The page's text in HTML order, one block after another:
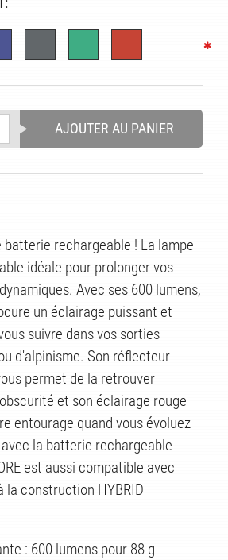
AJOUTER AU PANIER
rechargeable ! La lampe
idéale pour prolonger vos
Avec ses 600 lumens,
un éclairage puissant et
suivre dans vos sorties
d'alpinisme. Son réflecteur
permet de la retrouver
et son éclairage rouge
entourage quand vous évoluez
la batterie rechargeable
est aussi compatible avec
la construction HYBRID
: 600 lumens pour 88 g